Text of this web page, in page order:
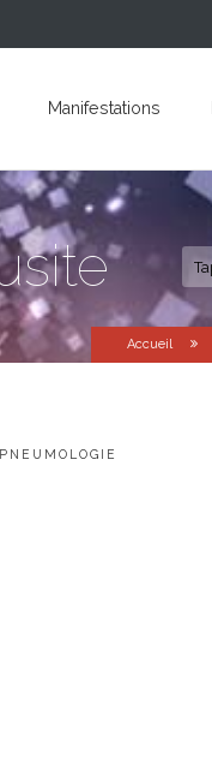
Manifestations
Accueil